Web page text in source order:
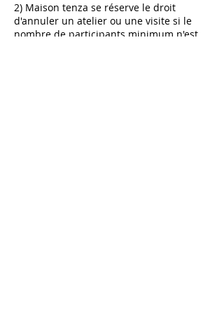
2) Maison tenza se réserve le droit
d'annuler un atelier ou une visite si le
nombre de participants minimum n'est